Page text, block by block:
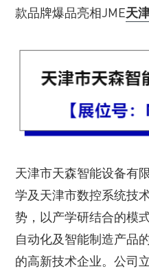
款品牌爆品亮相JME天
天津市天森智能设备有
学及天津市数控系统技
势，以产学研结合的模
自动化及智能制造产品
的高新技术企业。公司